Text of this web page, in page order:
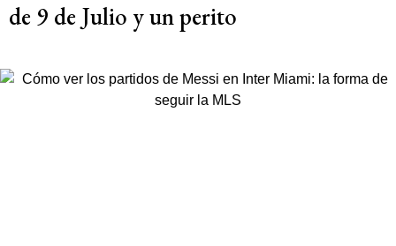
de 9 de Julio y un perito